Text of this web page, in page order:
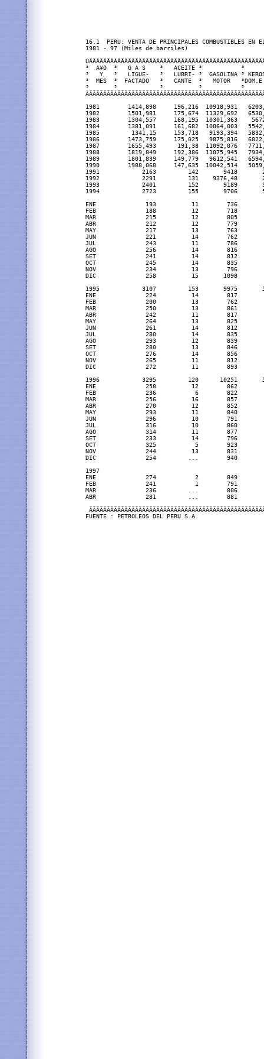
16.1  PERU: VENTA DE PRINCIPALES COMBUSTIBLES EN EL
1981 - 97 (Miles de barriles)
³  A¥O  ³   G A S    ³   ACEITE ³           ³
³   Y   ³   LIGUE-   ³   LUBRI- ³  GASOLINA ³
³  MES  ³  FACTADO   ³   CANTE  ³   MOTOR
³       ³            ³          ³           ³
1981        1414,898     196,216  10918,931
1982        1501,981     175,674  11329,692
1983        1304,557     168,195  10301,363
1984        1381,091     161,682  10064,003
1985         1341,15     153,718   9193,394
1986        1473,759     175,025   9875,816
1987        1655,493      191,38  11092,076
1988        1819,849     192,386  11075,945
1989        1801,839     149,779   9612,541
1990        1988,068     147,635  10042,514
1991            2163         142       9418
1992            2291         131    9376,48
1993            2401         152       9189
1994            2723         155       9706
ENE              193          11        736
FEB              188          12        718
MAR              215          12        805
ABR              212          12        779
MAY              217          13        763
JUN              221          14        762
JUL              243          11        786
AGO              256          14        816
SET              241          14        812
OCT              245          14        835
NOV              234          13        796
DIC              258          15       1098
1995            3107         153       9975
ENE              224          14        817
FEB              200          13        762
MAR              250          13        861
ABR              242          11        817
MAY              264          13        825
JUN              261          14        812
JUL              280          14        835
AGO              293          12        839
SET              280          13        846
OCT              276          14        856
NOV              265          11        812
DIC              272          11        893
1996            3295         120      10251
ENE              258          12        862
FEB              236           6        822
MAR              256          16        857
ABR              270          12        852
MAY              293          11        840
JUN              296          10        791
JUL              316          10        860
AGO              314          11        877
SET              233          14        796
OCT              325           5        923
NOV              244          13        831
DIC              254         ...        940
1997
ENE              274           2        849
FEB              241           1        791
MAR              236         ...        806
ABR              281         ...        881